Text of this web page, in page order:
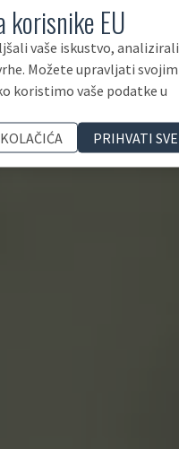
EU
vaše iskustvo, analizirali
Možete upravljati svojim
koristimo vaše podatke u
PRIHVATI SVE